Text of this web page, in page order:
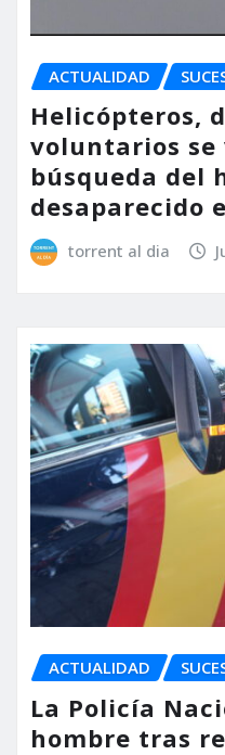
ACTUALIDAD
Helicópteros,
voluntarios se
búsqueda del
desaparecido
torrent al dia
ACTUALIDAD
La Policía
hombre tras